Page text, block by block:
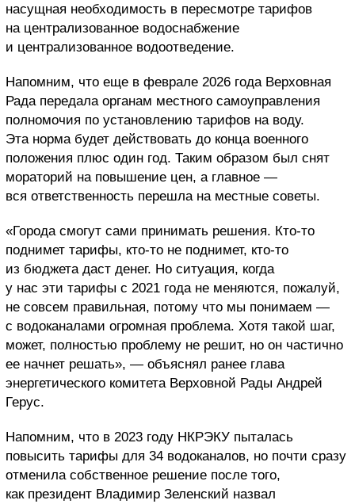
насущная необходимость в пересмотре тарифов
на централизованное водоснабжение
и централизованное водоотведение.
Напомним, что еще в феврале 2026 года Верховная
Рада передала органам местного самоуправления
полномочия по установлению тарифов на воду.
Эта норма будет действовать до конца военного
положения плюс один год. Таким образом был снят
мораторий на повышение цен, а главное —
вся ответственность перешла на местные советы.
«Города смогут сами принимать решения. Кто-то
поднимет тарифы, кто-то не поднимет, кто-то
из бюджета даст денег. Но ситуация, когда
у нас эти тарифы с 2021 года не меняются, пожалуй,
не совсем правильная, потому что мы понимаем —
с водоканалами огромная проблема. Хотя такой шаг,
может, полностью проблему не решит, но он частично
ее начнет решать», — объяснял ранее глава
энергетического комитета Верховной Рады Андрей
Герус.
Напомним, что в 2023 году НКРЭКУ пыталась
повысить тарифы для 34 водоканалов, но почти сразу
отменила собственное решение после того,
как президент Владимир Зеленский назвал